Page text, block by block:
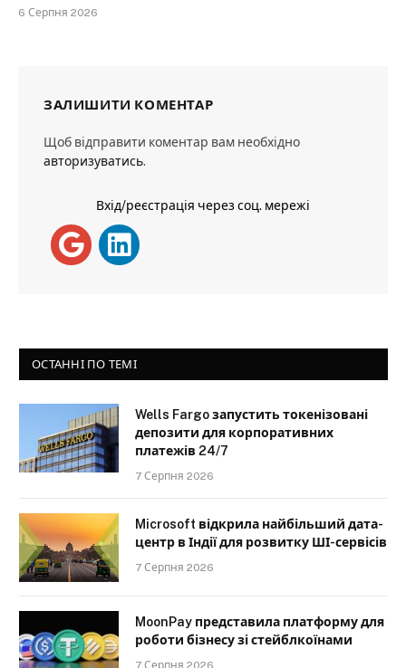
6 Серпня 2026
ЗАЛИШИТИ КОМЕНТАР
Щоб відправити коментар вам необхідно
авторизуватись.
Вхід/реєстрація через соц. мережі
ОСТАННІ ПО ТЕМІ
Wells Fargo запустить токенізовані
депозити для корпоративних
платежів 24/7
7 Серпня 2026
Microsoft відкрила найбільший дата-
центр в Індії для розвитку ШІ-сервісів
7 Серпня 2026
MoonPay представила платформу для
роботи бізнесу зі стейблкоїнами